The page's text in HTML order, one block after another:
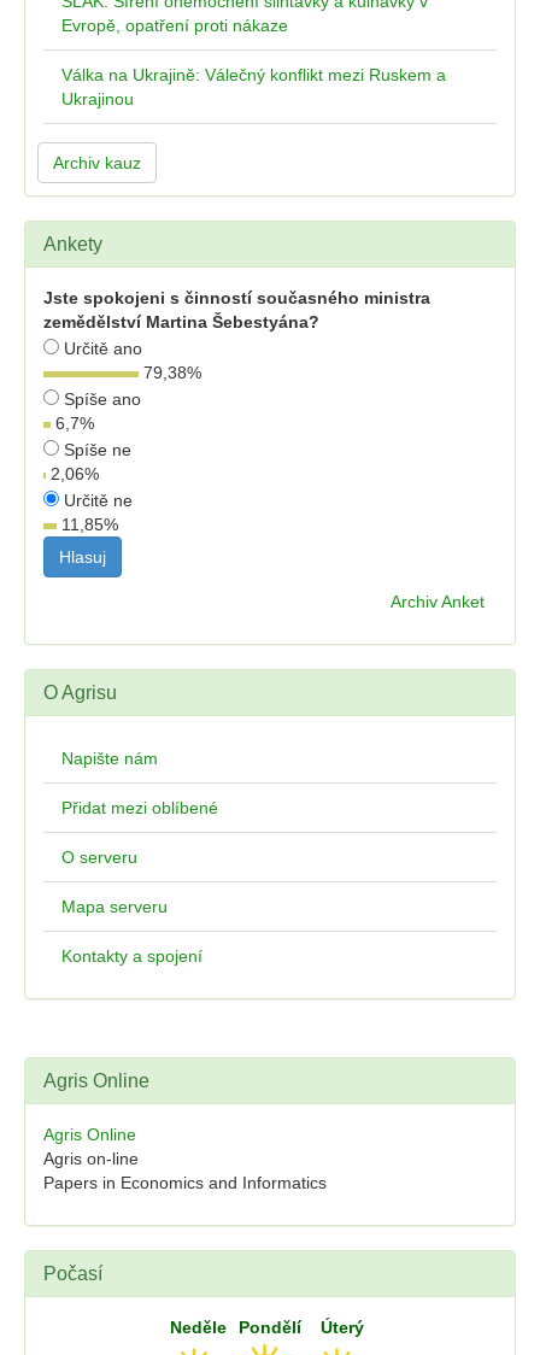
Evropě, opatření proti nákaze
Válka na Ukrajině: Válečný konflikt mezi Ruskem a
Ukrajinou
Archiv kauz
Ankety
Jste spokojeni s činností současného ministra
zemědělství Martina Šebestyána?
Určitě ano
79,38%
Spíše ano
6,7%
Spíše ne
2,06%
Určitě ne
11,85%
Archiv Anket
O Agrisu
Napište nám
Přidat mezi oblíbené
O serveru
Mapa serveru
Kontakty a spojení
Agris Online
Agris Online
Agris on-line
Papers in Economics and Informatics
Počasí
Neděle Pondělí Úterý